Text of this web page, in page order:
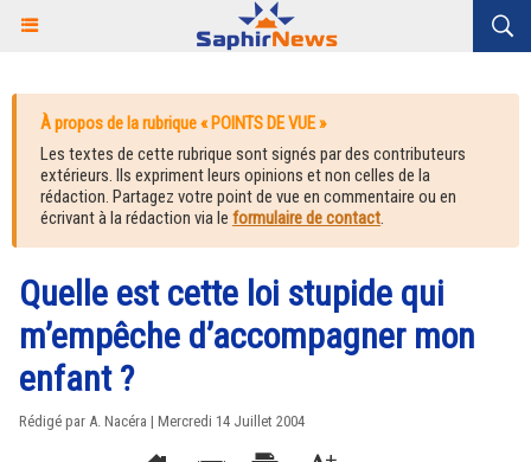
À propos de la rubrique « POINTS DE VUE »
Les textes de cette rubrique sont signés par des contributeurs
extérieurs. Ils expriment leurs opinions et non celles de la
rédaction. Partagez votre point de vue en commentaire ou en
écrivant à la rédaction via le formulaire de contact.
Quelle est cette loi stupide qui
m’empêche d’accompagner mon
enfant ?
Rédigé par A. Nacéra | Mercredi 14 Juillet 2004